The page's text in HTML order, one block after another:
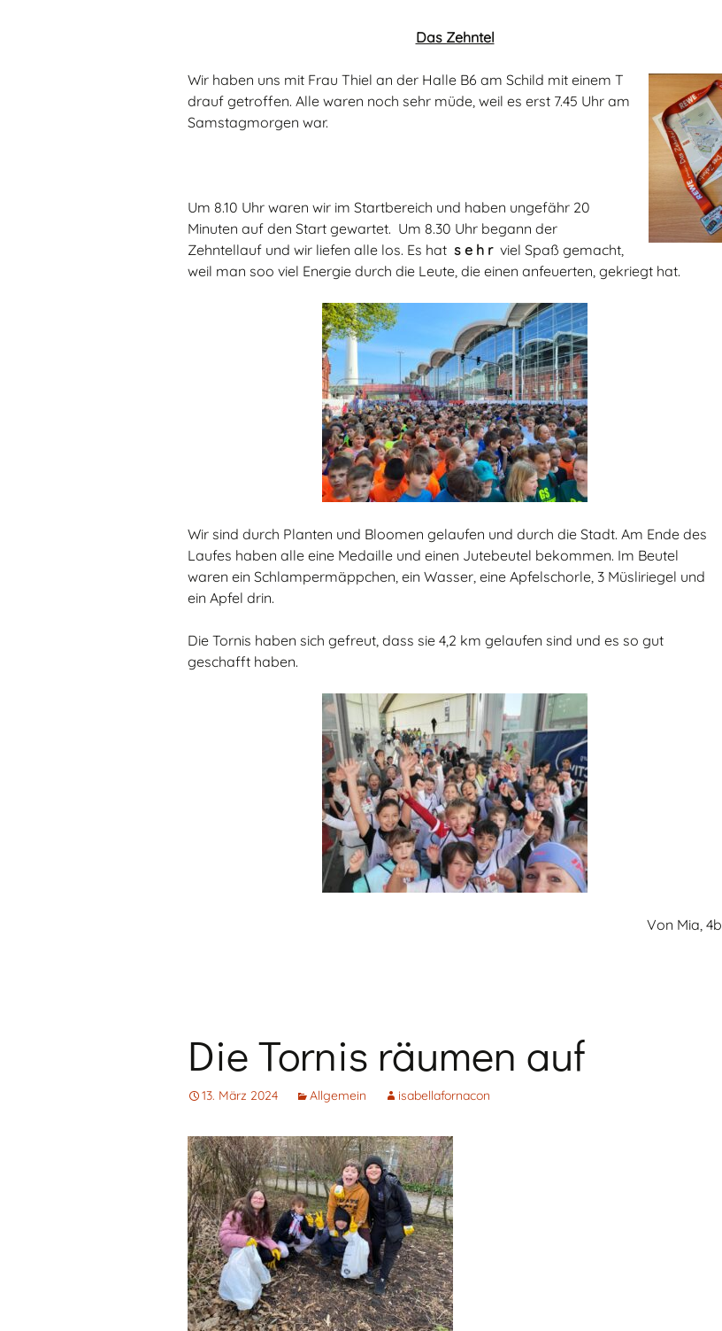
Das Zehntel
Wir haben uns mit Frau Thiel an der Halle B6 am Schild mit einem T
drauf getroffen. Alle waren noch sehr müde, weil es erst 7.45 Uhr am
Samstagmorgen war.
Um 8.10 Uhr waren wir im Startbereich und haben ungefähr 20
Minuten auf den Start gewartet. Um 8.30 Uhr begann der
Zehntellauf und wir liefen alle los. Es hat s e h r viel Spaß gemacht,
weil man soo viel Energie durch die Leute, die einen anfeuerten, gekriegt hat.
Wir sind durch Planten und Bloomen gelaufen und durch die Stadt. Am Ende des
Laufes haben alle eine Medaille und einen Jutebeutel bekommen. Im Beutel
waren ein Schlampermäppchen, ein Wasser, eine Apfelschorle, 3 Müsliriegel und
ein Apfel drin.
Die Tornis haben sich gefreut, dass sie 4,2 km gelaufen sind und es so gut
geschafft haben.
Von Mia, 4b
Die Tornis räumen auf
13. März 2024 Allgemein isabellafornacon